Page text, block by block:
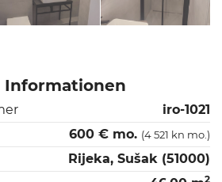
Informationen
iro-1021
600 € mo. (4 521 kn mo.)
Rijeka, Sušak (51000)
2